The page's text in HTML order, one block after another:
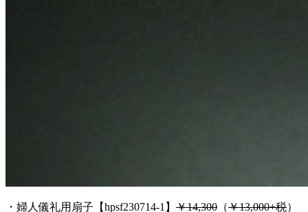
・婦人儀礼用扇子【hpsf230714-1】 ￥14,300 （￥13,000+税）